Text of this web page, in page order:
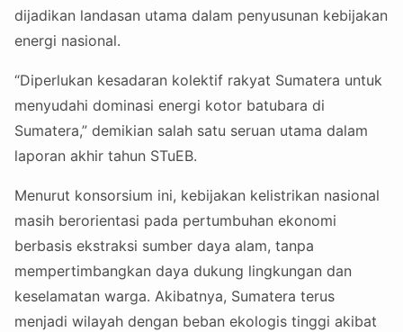
dijadikan landasan utama dalam penyusunan kebijakan
energi nasional.
“Diperlukan kesadaran kolektif rakyat Sumatera untuk
menyudahi dominasi energi kotor batubara di
Sumatera,” demikian salah satu seruan utama dalam
laporan akhir tahun STuEB.
Menurut konsorsium ini, kebijakan kelistrikan nasional
masih berorientasi pada pertumbuhan ekonomi
berbasis ekstraksi sumber daya alam, tanpa
mempertimbangkan daya dukung lingkungan dan
keselamatan warga. Akibatnya, Sumatera terus
menjadi wilayah dengan beban ekologis tinggi akibat